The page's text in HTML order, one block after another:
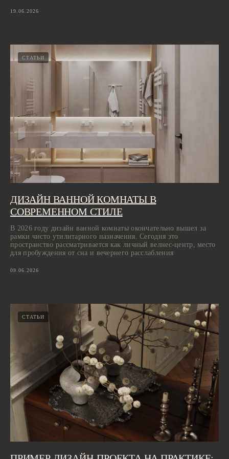
19.06.2026
СТАТЬИ
ДИЗАЙН ВАННОЙ КОМНАТЫ В
СОВРЕМЕННОМ СТИЛЕ
В 2026 году дизайн ванной комнаты окончательно вышел за
рамки чисто утилитарного назначения. Сегодня это
пространство рассматривается как личный велнес-центр, место
для пробуждения от сна и вечернего расслабления
09.06.2026
СТАТЬИ